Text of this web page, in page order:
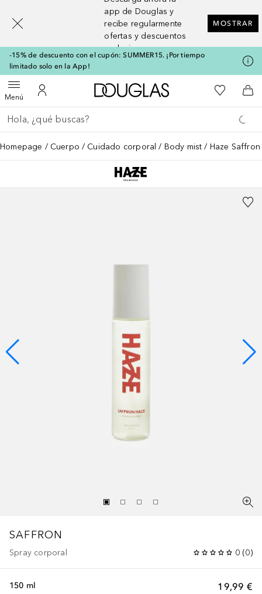
app de Douglas y
recibe regularmente
ofertas y descuentos
exclusivos
MOSTRAR
-15% de descuento con el cupón: SUMMER15. ¡Por tiempo
limitado solo en la App!
MenúAbrir menúMi cuenta
A Douglas HomeMi lista de
A
Regresar
Ejecutar búsqueda
Homepage Cuerpo Cuidado corporal Body mist Haze Saffron
SAFFRON
Spray corporal 0 (0)
19,99 €
150 ml
[navigation.slideout.screenreader]